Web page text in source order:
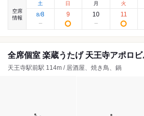
空席
情報
土
8/8
日
9
月
10
火
11
全席個室 楽蔵うたげ 天王寺アポロ
天王寺駅前駅 114m / 居酒屋、焼き鳥、鍋